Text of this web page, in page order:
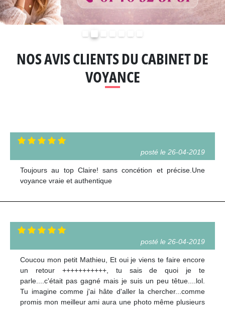
NOS AVIS CLIENTS DU CABINET DE
VOYANCE
posté le 26-04-2019
Toujours au top Claire! sans concétion et précise.Une
voyance vraie et authentique
posté le 26-04-2019
Coucou mon petit Mathieu, Et oui je viens te faire encore
un retour +++++++++++, tu sais de quoi je te
parle....c'était pas gagné mais je suis un peu têtue....lol.
Tu imagine comme j'ai hâte d'aller la chercher...comme
promis mon meilleur ami aura une photo même plusieurs